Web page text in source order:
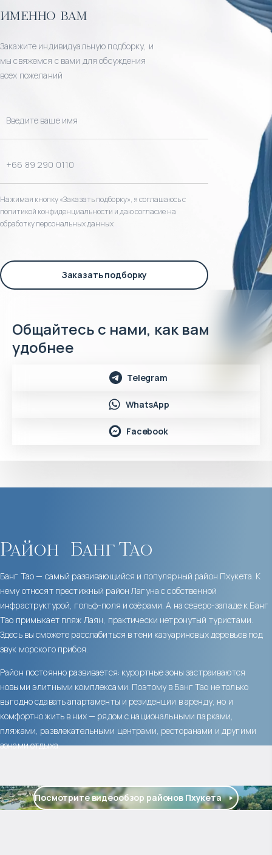
именно вам
Закажите индивидуальную подборку, и
мы свяжемся с вами для обсуждения
всех пожеланий
Нажимая кнопку «Заказать подборку», я соглашаюсь с
политикой конфиденциальности и даю согласие на
обработку персональных данных
Заказать подборку
Общайтесь с нами, как вам
удобнее
Telegram
WhatsApp
Facebook
Район Банг Тао
Банг Тао — самый развивающийся и популярный район Пхукета. К
нему относят престижный район Лагуна с собственной
инфраструктурой, гольф-поля и озёрами. А на северо-западе к Банг
Тао примыкает пляж Лаян, практически нетронутый туристами.
Здесь вы сможете расслабиться в тени казуариновых деревьев под
звук морского прибоя.
Район постоянно развивается: курортные зоны застраиваются
новыми элитными комплексами. Поэтому в Банг Тао не только
выгодно сдавать апартаменты и резиденции в аренду, но и
комфортно жить в них — рядом с национальными парками,
пляжами, развлекательными центрами, ресторанами и другими
зонами отдыха.
Посмотрите видеообзор районов Пхукета